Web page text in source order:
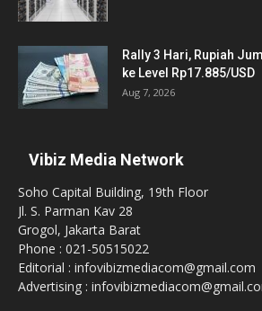
Rally 3 Hari, Rupiah
ke Level Rp17.885/USD
Aug 7, 2026
Vibiz Media Network
Soho Capital Building, 19th Floor
Jl. S. Parman Kav 28
Grogol, Jakarta Barat
Phone : 021-50515022
Editorial : infovibizmediacom@gmail.com
Advertising :